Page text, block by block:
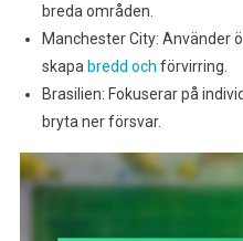
breda områden.
Manchester City: Använder
skapa bredd och förvirring.
Brasilien: Fokuserar på
bryta ner försvar.